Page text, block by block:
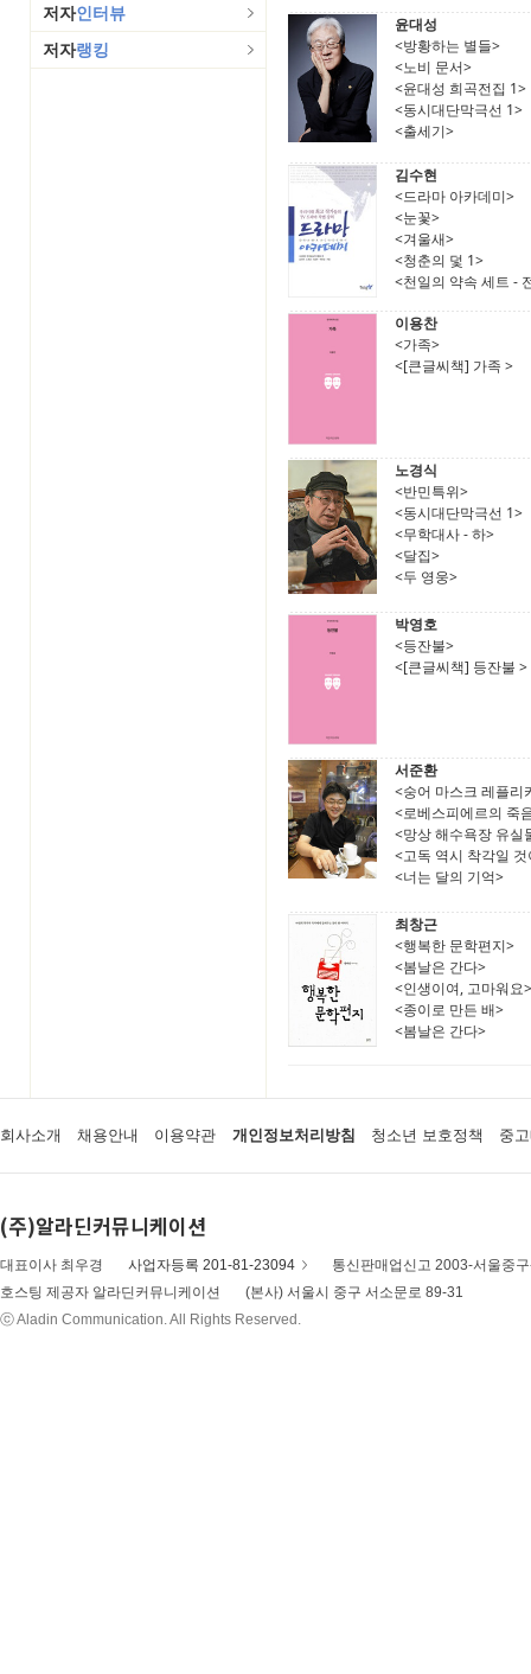
저자인터뷰
저자랭킹
윤대성
<방황하는 별들>
<노비 문서>
<윤대성 희곡전집 1>
<동시대단막극선 1>
<출세기>
김수현
<드라마 아카데미>
<눈꽃>
<겨울새>
<청춘의 덫 1>
<천일의 약속 세트 -
이용찬
<가족>
<[큰글씨책] 가족 >
노경식
<반민특위>
<동시대단막극선 1>
<무학대사 - 하>
<달집>
<두 영웅>
박영호
<등잔불>
<[큰글씨책] 등잔불 >
서준환
<숭어 마스크 레플리
<로베스피에르의 죽
<망상 해수욕장 유실
<고독 역시 착각일
<너는 달의 기억>
최창근
<행복한 문학편지>
<봄날은 간다>
<인생이여, 고마워요>
<종이로 만든 배>
<봄날은 간다>
회사소개 채용안내 이용약관 개인정보처리방침 청소년 보호정책 중
(주)알라딘커뮤니케이션
대표이사 최우경 사업자등록 201-81-23094
통신판매업신고 2003-서울중
호스팅 제공자 알라딘커뮤니케이션
(본사) 서울시 중구 서소문로 89-31
ⓒ Aladin Communication. All Rights Reserved.